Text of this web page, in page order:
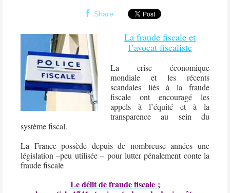
Share
La fraude fiscale et
l’avocat fiscaliste
La crise économique
mondiale et les récents
scandales liés à la fraude
fiscale ont encouragé les
appels à l’équité et à la
transparence au sein du
système fiscal.
La France possède depuis de nombreuse années une
législation –peu utilisée – pour lutter pénalement conte la
fraude fiscale
Le délit de fraude fiscale ;